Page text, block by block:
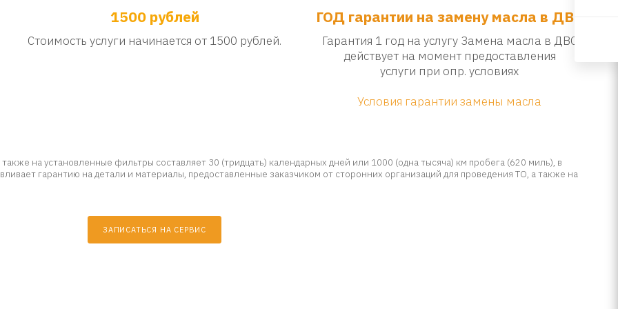
1500 рублей
Стоимость услуги начинается от 1500 рублей.
ГОД гарантии на замену масла в ДВС
Гарантия 1 год на услугу Замена масла в ДВС
действует на момент предоставления
услуги при опр. условиях
Условия гарантии замены масла
на установленные фильтры составляет 30 (тридцать) календарных дней или 1000 (одна тысяча) км пробега (620 миль), в
гарантию на детали и материалы, предоставленные заказчиком от сторонних организаций для проведения ТО, а также на
ЗАПИСАТЬСЯ НА СЕРВИС